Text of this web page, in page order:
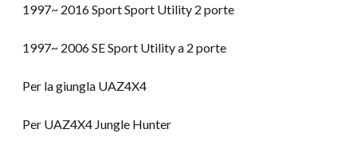
1997~ 2016 Sport Sport Utility 2 porte
1997~ 2006 SE Sport Utility a 2 porte
Per la giungla UAZ4X4
Per UAZ4X4 Jungle Hunter